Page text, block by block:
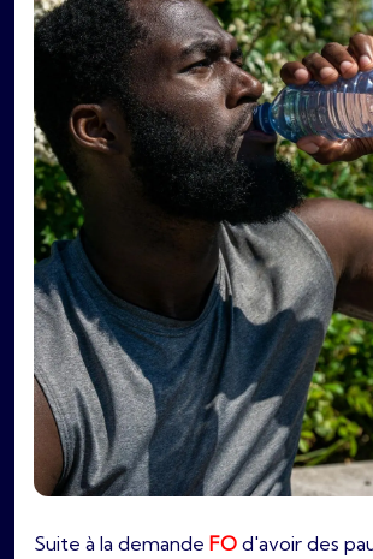
Suite à la demande FO d'avoir des